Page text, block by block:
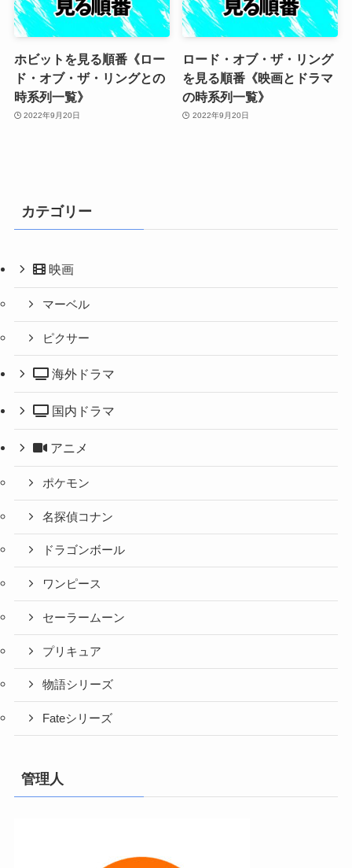
ホビットを見る順番《ロー
ド・オブ・ザ・リングとの
時系列一覧》
2022年9月20日
ロード・オブ・ザ・リング
を見る順番《映画とドラマ
の時系列一覧》
2022年9月20日
カテゴリー
映画
マーベル
ピクサー
海外ドラマ
国内ドラマ
アニメ
ポケモン
名探偵コナン
ドラゴンボール
ワンピース
セーラームーン
プリキュア
物語シリーズ
Fateシリーズ
管理人